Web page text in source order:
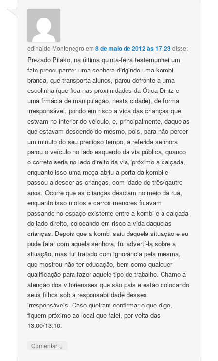
edinaldo Montenegro em8 de maio de 2012 às 17:23disse:
Prezado Pilako, na última quinta-feira testemunhei um
fato preocupante: uma senhora dirigindo uma kombi
branca, que transporta alunos, parou defronte a uma
escolinha (que fica nas proximidades da Ótica Diniz e
uma frmácia de manipulação, nesta cidade), de forma
irresponsável, pondo em risco a vida das crianças que
estvam no interior do véiculo, e, principalmente, daquelas
que estavam descendo do mesmo, pois, para não perder
um minuto do seu precioso tempo, a referida senhora
parou o veículo no lado esquerdo da via pública, quando
o correto seria no lado direito da via,´próximo a calçada,
enquanto isso uma moça abriu a porta da kombi e
passou a descer as crianças, com idade de três/qautro
anos. Ocorre que as crianças desciam no meio da rua,
enquanto isso motos e carros menores ficavam
passando no espaço existente entre a kombi e a calçada
do lado direito, colocando em risco a vida daquelas
crianças. Depois que a kombi saiu daquela situação e eu
pude falar com aquela senhora, fui advertí-la sobre a
situação, mas fui tratado com ignorância pela mesma,
que mostrou não ter educação, bem como qualquer
qualificação para fazer aquele tipo de trabalho. Chamo a
atenção dos vitoriensses que são pais e estão colocando
seus filhos sob a responsabilidade desses
irresponsáveis. Caso queiram confirmar o que digo,
fiquem próximo ao local que falei, por volta das
13:00/13:10.
Comentar ↓